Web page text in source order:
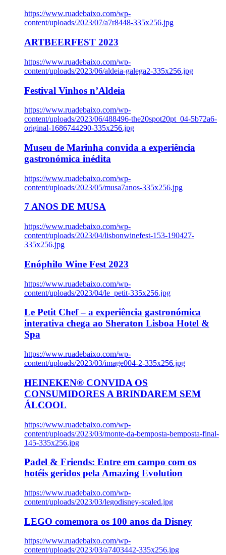
https://www.ruadebaixo.com/wp-
content/uploads/2023/07/a7r8448-335x256.jpg
ARTBEERFEST 2023
https://www.ruadebaixo.com/wp-
content/uploads/2023/06/aldeia-galega2-335x256.jpg
Festival Vinhos n’Aldeia
https://www.ruadebaixo.com/wp-
content/uploads/2023/06/488496-the20spot20pt_04-5b72a6-
original-1686744290-335x256.jpg
Museu de Marinha convida a experiência
gastronómica inédita
https://www.ruadebaixo.com/wp-
content/uploads/2023/05/musa7anos-335x256.jpg
7 ANOS DE MUSA
https://www.ruadebaixo.com/wp-
content/uploads/2023/04/lisbonwinefest-153-190427-
335x256.jpg
Enóphilo Wine Fest 2023
https://www.ruadebaixo.com/wp-
content/uploads/2023/04/le_petit-335x256.jpg
Le Petit Chef – a experiência gastronómica
interativa chega ao Sheraton Lisboa Hotel &
Spa
https://www.ruadebaixo.com/wp-
content/uploads/2023/03/image004-2-335x256.jpg
HEINEKEN® CONVIDA OS
CONSUMIDORES A BRINDAREM SEM
ÁLCOOL
https://www.ruadebaixo.com/wp-
content/uploads/2023/03/monte-da-bemposta-bemposta-final-
145-335x256.jpg
Padel & Friends: Entre em campo com os
hotéis geridos pela Amazing Evolution
https://www.ruadebaixo.com/wp-
content/uploads/2023/03/legodisney-scaled.jpg
LEGO comemora os 100 anos da Disney
https://www.ruadebaixo.com/wp-
content/uploads/2023/03/a7403442-335x256.jpg